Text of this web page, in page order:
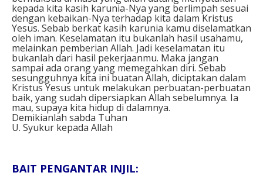
kepada kita kasih karunia-Nya yang berlimpah sesuai
dengan kebaikan-Nya terhadap kita dalam Kristus
Yesus. Sebab berkat kasih karunia kamu diselamatkan
oleh iman. Keselamatan itu bukanlah hasil usahamu,
melainkan pemberian Allah. Jadi keselamatan itu
bukanlah dari hasil pekerjaanmu. Maka jangan
sampai ada orang yang memegahkan diri. Sebab
sesungguhnya kita ini buatan Allah, diciptakan dalam
Kristus Yesus untuk melakukan perbuatan-perbuatan
baik, yang sudah dipersiapkan Allah sebelumnya. Ia
mau, supaya kita hidup di dalamnya.
Demikianlah sabda Tuhan
U. Syukur kepada Allah
BAIT PENGANTAR INJIL: